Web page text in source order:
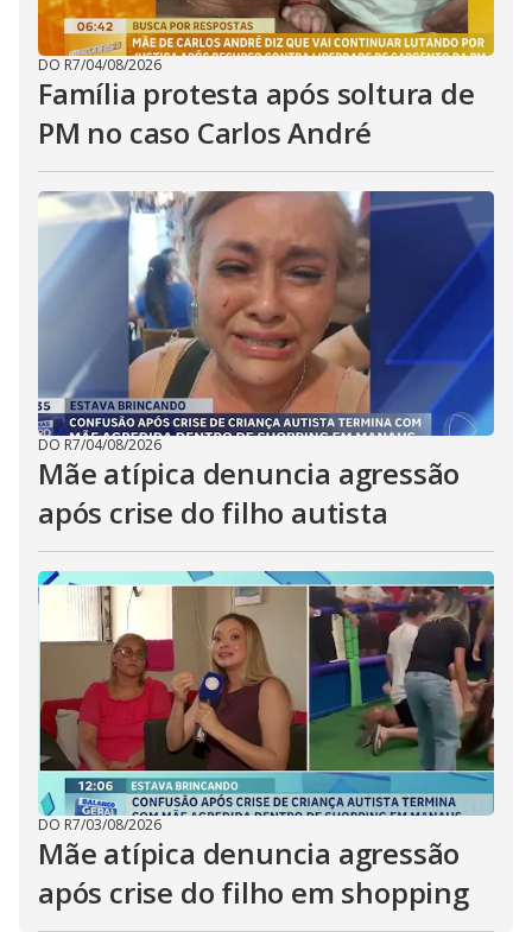
DO R7/04/08/2026
Família protesta após soltura de
PM no caso Carlos André
DO R7/04/08/2026
Mãe atípica denuncia agressão
após crise do filho autista
DO R7/03/08/2026
Mãe atípica denuncia agressão
após crise do filho em shopping